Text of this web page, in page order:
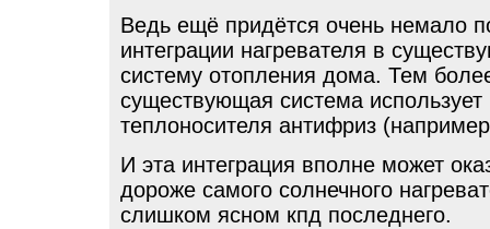
Ведь ещё придётся очень немало
интеграции нагревателя в
систему отопления дома. Тем
существующая система использует
теплоносителя антифриз
И эта интеграция вполне может
дороже самого солнечного
слишком ясном кпд последнего.